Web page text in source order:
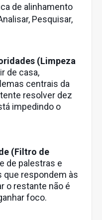
de alinhamento
Pesquisar,
(Limpeza
de casa,
centrais da
resolver dez
impedindo o
(Filtro de
de palestras e
que respondem às
o restante não é
foco.